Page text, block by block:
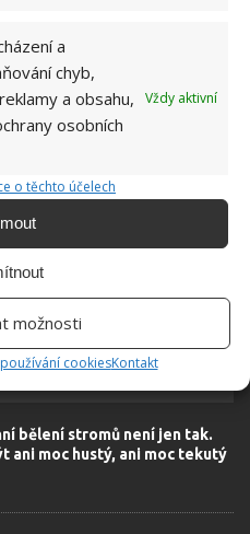
a
chyb,
a obsahu,
osobních
Vždy aktivní
o těchto účelech
možnosti
cookiesKontakt
České zemědělské
kutilem. V podstatě vše, co je
najít v j...[Více o autorovi]
bělení stromů není jen tak.
ani moc hustý, ani moc tekutý